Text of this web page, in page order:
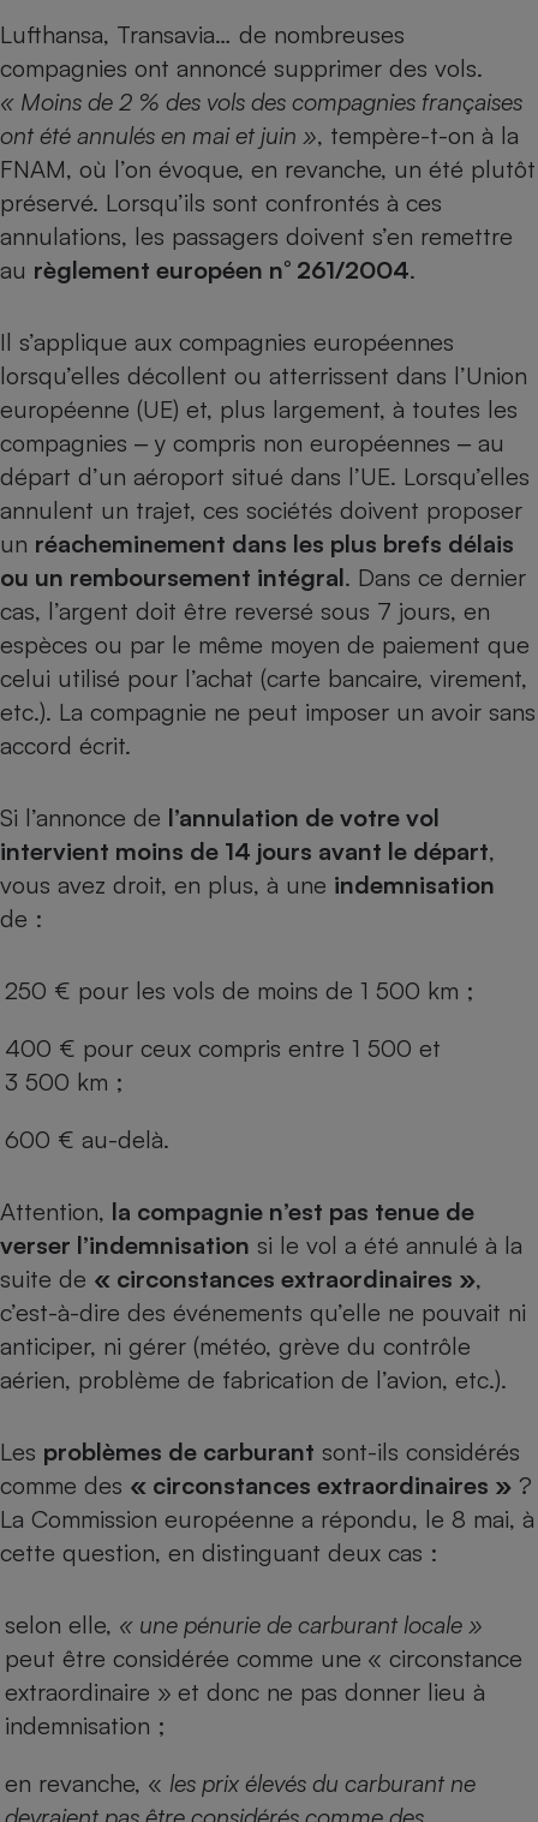
Lufthansa, Transavia… de nombreuses
compagnies ont annoncé supprimer des vols.
« Moins de 2 % des vols des compagnies françaises
ont été annulés en mai et juin », tempère-t-on à la
FNAM, où l’on évoque, en revanche, un été plutôt
préservé. Lorsqu’ils sont confrontés à ces
annulations, les passagers doivent s’en remettre
au règlement européen n° 261/2004.
Il s’applique aux compagnies européennes
lorsqu’elles décollent ou atterrissent dans l’Union
européenne (UE) et, plus largement, à toutes les
compagnies ‒ y compris non européennes ‒ au
départ d’un aéroport situé dans l’UE. Lorsqu’elles
annulent un trajet, ces sociétés doivent proposer
un réacheminement dans les plus brefs délais
ou un remboursement intégral. Dans ce dernier
cas, l’argent doit être reversé sous 7 jours, en
espèces ou par le même moyen de paiement que
celui utilisé pour l’achat (carte bancaire, virement,
etc.). La compagnie ne peut imposer un avoir sans
accord écrit.
Si l’annonce de l’annulation de votre vol
intervient moins de 14 jours avant le départ,
vous avez droit, en plus, à une indemnisation
de :
250 € pour les vols de moins de 1 500 km ;
400 € pour ceux compris entre 1 500 et
3 500 km ;
600 € au-delà.
Attention, la compagnie n’est pas tenue de
verser l’indemnisation si le vol a été annulé à la
suite de « circonstances extraordinaires »,
c’est-à-dire des événements qu’elle ne pouvait ni
anticiper, ni gérer (météo, grève du contrôle
aérien, problème de fabrication de l’avion, etc.).
Les problèmes de carburant sont-ils considérés
comme des « circonstances extraordinaires » ?
La Commission européenne a répondu, le 8 mai, à
cette question, en distinguant deux cas :
selon elle, « une pénurie de carburant locale »
peut être considérée comme une « circonstance
extraordinaire » et donc ne pas donner lieu à
indemnisation ;
en revanche, « les prix élevés du carburant ne
Cafetière à expressos
Robot ménager